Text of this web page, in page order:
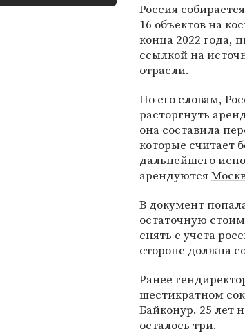
Россия
16 объектов на
конца 2022 года,
ссылкой на
отрасли.
По его словам,
расторгнуть
она составила
которые считает
дальнейшего
арендуются
В документ
остаточную
снять с учета
стороне должна
Ранее
шестикратном
Байконур. 25 лет
осталось три.